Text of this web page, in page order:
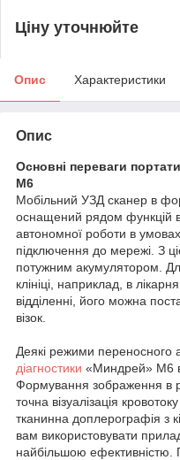
Ціну уточнюйте
Опис Характеристики
Опис
Основні переваги
M6
Мобільний УЗД сканер в
оснащений рядом функцій
автономної роботи в умовах
підключення до мережі. З
потужним акумулятором.
клініці, наприклад, в
відділенні, його можна
візок.
Деякі режими переносного
діагностики «Миндрей» M6
Формування зображення в
точна візуалізація
тканинна доплерографія з
вам використовувати
найбільшою ефективністю.